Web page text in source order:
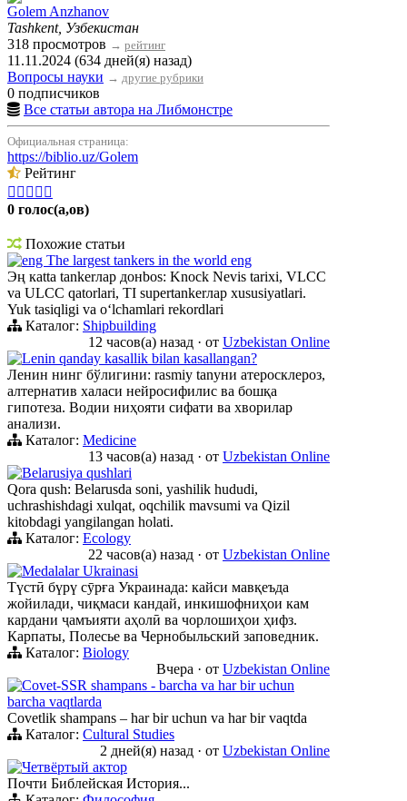
Golem Anzhanov
Tashkent, Узбекистан
318 просмотров → рейтинг
11.11.2024 (634 дней(я) назад)
Вопросы науки → другие рубрики
0 подписчиков
Все статьи автора на Либмонстре
Официальная страница:
https://biblio.uz/Golem
Рейтинг
    
0 голос(а,ов)
Похожие статьи
eng The largest tankers in the world eng
Эң кatta tankerлар донbos: Knock Nevis tarixi, VLCC
va ULCC qatorlari, TI supertankerлар xususiyatlari.
Yuk tasiqligi va oʻlchamlari rekordlari
Каталог: Shipbuilding
12 часов(а) назад · от Uzbekistan Online
Lenin qanday kasallik bilan kasallangan?
Ленин нинг бўлигини: rasmiy tanуни атеросклероз,
алтернатив халаси нейросифилис ва бошқа
гипотеза. Водии ниҳояти сифати ва хворилар
анализи.
Каталог: Medicine
13 часов(а) назад · от Uzbekistan Online
Belarusiya qushlari
Qora qush: Belarusda soni, yashilik hududi,
uchrashishdagi xulqat, oqchilik mavsumi va Qizil
kitobdagi yangilangan holati.
Каталог: Ecology
22 часов(а) назад · от Uzbekistan Online
Medalalar Ukrainasi
Түстӣ бүрү сӯрға Украинада: кайси мавқеъда
жойилади, чиқмаси кандай, инкишофниҳои кам
кардани ҷамъияти аҳолӣ ва чорлошиҳои ҳифз.
Карпаты, Полесье ва Чернобыльский заповедник.
Каталог: Biology
Вчера · от Uzbekistan Online
Сovet-SSR shampans - barcha va har bir uchun
barcha vaqtlarda
Сovetlik shampans – har bir uchun va har bir vaqtda
Каталог: Cultural Studies
2 дней(я) назад · от Uzbekistan Online
Четвёртый актор
Почти Библейская История...